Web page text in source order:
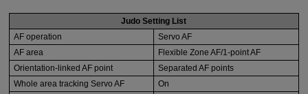
Judo Setting List
AF operation
Servo AF
AF area
Flexible Zone AF/1-point AF
Orientation-linked AF point
Separated AF points
Whole area tracking Servo AF
On